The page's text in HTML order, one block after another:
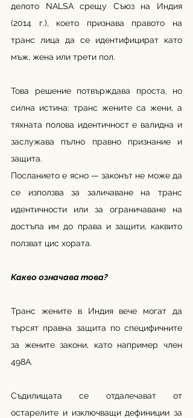
делото NALSA срещу Съюз на Индия
(2014 г.), което признава правото на
транс лица да се идентифицират като
мъж, жена или трети пол.
Това решение потвърждава проста, но
силна истина: транс жените са жени, а
тяхната полова идентичност е валидна и
заслужава пълно правно признание и
защита.
Посланието е ясно — законът не може да
се използва за заличаване на транс
идентичности или за ограничаване на
достъпа им до права и защити, каквито
ползват цис хората.
Какво означава това?
Транс жените в Индия вече могат да
търсят правна защита по специфичните
за жените закони, като например член
498А.
Съдилищата се отдалечават от
остарелите и изключващи дефиниции за